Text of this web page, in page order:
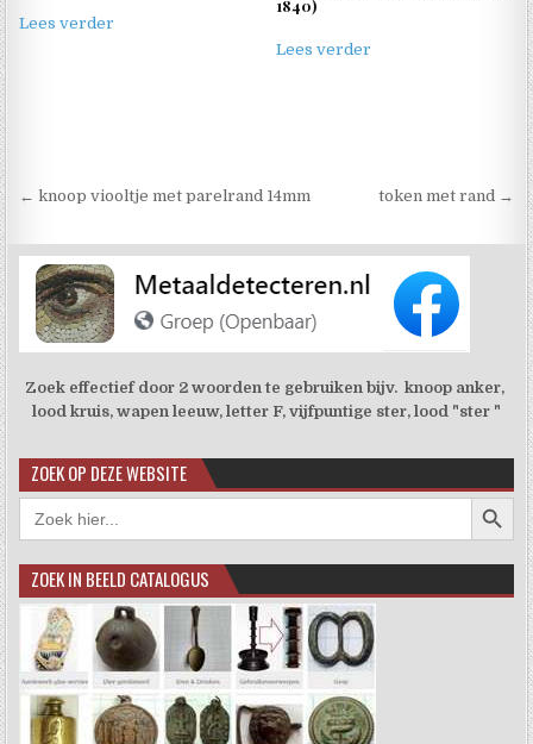
Lees verder
1840)
Lees verder
Berichtnavigatie
← knoop viooltje met parelrand 14mm token met rand →
Zoek effectief door 2 woorden te gebruiken bijv. knoop anker,
lood kruis, wapen leeuw, letter F, vijfpuntige ster, lood "ster "
ZOEK OP DEZE WEBSITE
Zoek
naar:
ZOEK IN BEELD CATALOGUS